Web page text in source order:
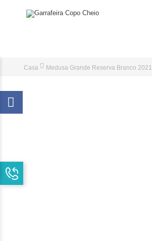
Casa Medusa Grande Reserva Branco 2021